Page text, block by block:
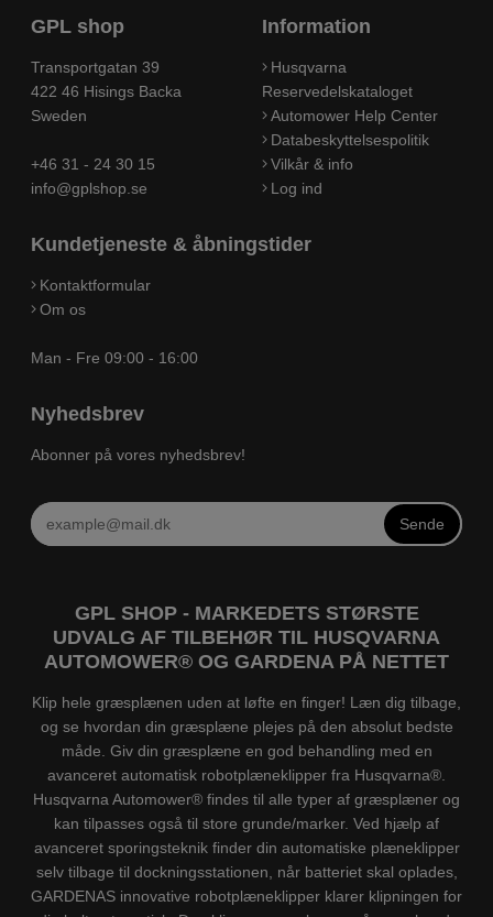
GPL shop
Transportgatan 39
422 46 Hisings Backa
Sweden
+46 31 - 24 30 15
info@gplshop.se
Information
Husqvarna
Reservedelskataloget
Automower Help Center
Databeskyttelsespolitik
Vilkår & info
Log ind
Kundetjeneste & åbningstider
Kontaktformular
Om os
Man - Fre 09:00 - 16:00
Nyhedsbrev
Abonner på vores nyhedsbrev!
Sende
GPL SHOP - MARKEDETS STØRSTE
UDVALG AF TILBEHØR TIL HUSQVARNA
AUTOMOWER® OG GARDENA PÅ NETTET
Klip hele græsplænen uden at løfte en finger! Læn dig tilbage,
og se hvordan din græsplæne plejes på den absolut bedste
måde. Giv din græsplæne en god behandling med en
avanceret automatisk robotplæneklipper fra Husqvarna®.
Husqvarna Automower® findes til alle typer af græsplæner og
kan tilpasses også til store grunde/marker. Ved hjælp af
avanceret sporingsteknik finder din automatiske plæneklipper
selv tilbage til dockningsstationen, når batteriet skal oplades,
GARDENAS innovative robotplæneklipper klarer klipningen for